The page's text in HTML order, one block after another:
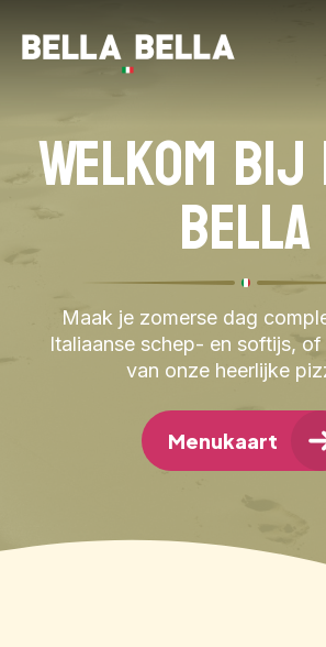
Welkom
Bella
Maak je zomerse dag
Italiaanse schep- en softijs,
van onze heerlijke
Menukaart